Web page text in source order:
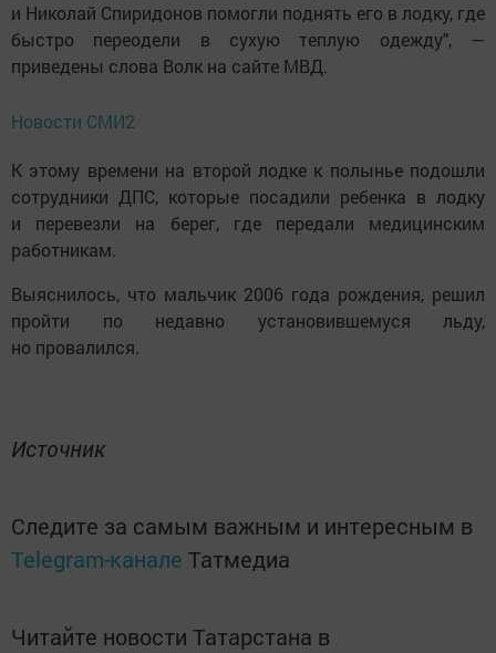
и Николай Спиридонов помогли поднять его в лодку, где
быстро переодели в сухую теплую одежду", —
приведены слова Волк на сайте МВД.
Новости СМИ2
К этому времени на второй лодке к полынье подошли
сотрудники ДПС, которые посадили ребенка в лодку
и перевезли на берег, где передали медицинским
работникам.
Выяснилось, что мальчик 2006 года рождения, решил
пройти по недавно установившемуся льду,
но провалился.
Источник
Следите за самым важным и интересным в
Telegram-канале Татмедиа
Читайте новости Татарстана в